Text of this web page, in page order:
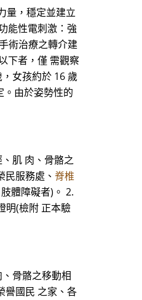
量，穩定並建立
能性電刺激：強
術治療之轉介建
下者，僅 需觀察
女孩約於 16 歲
。由於姿勢性的
肌 肉、骨骼之
服務處、 脊椎
體障礙者)。 2.
明(檢附 正本驗
骨骼之移動相
譽國民 之家、各